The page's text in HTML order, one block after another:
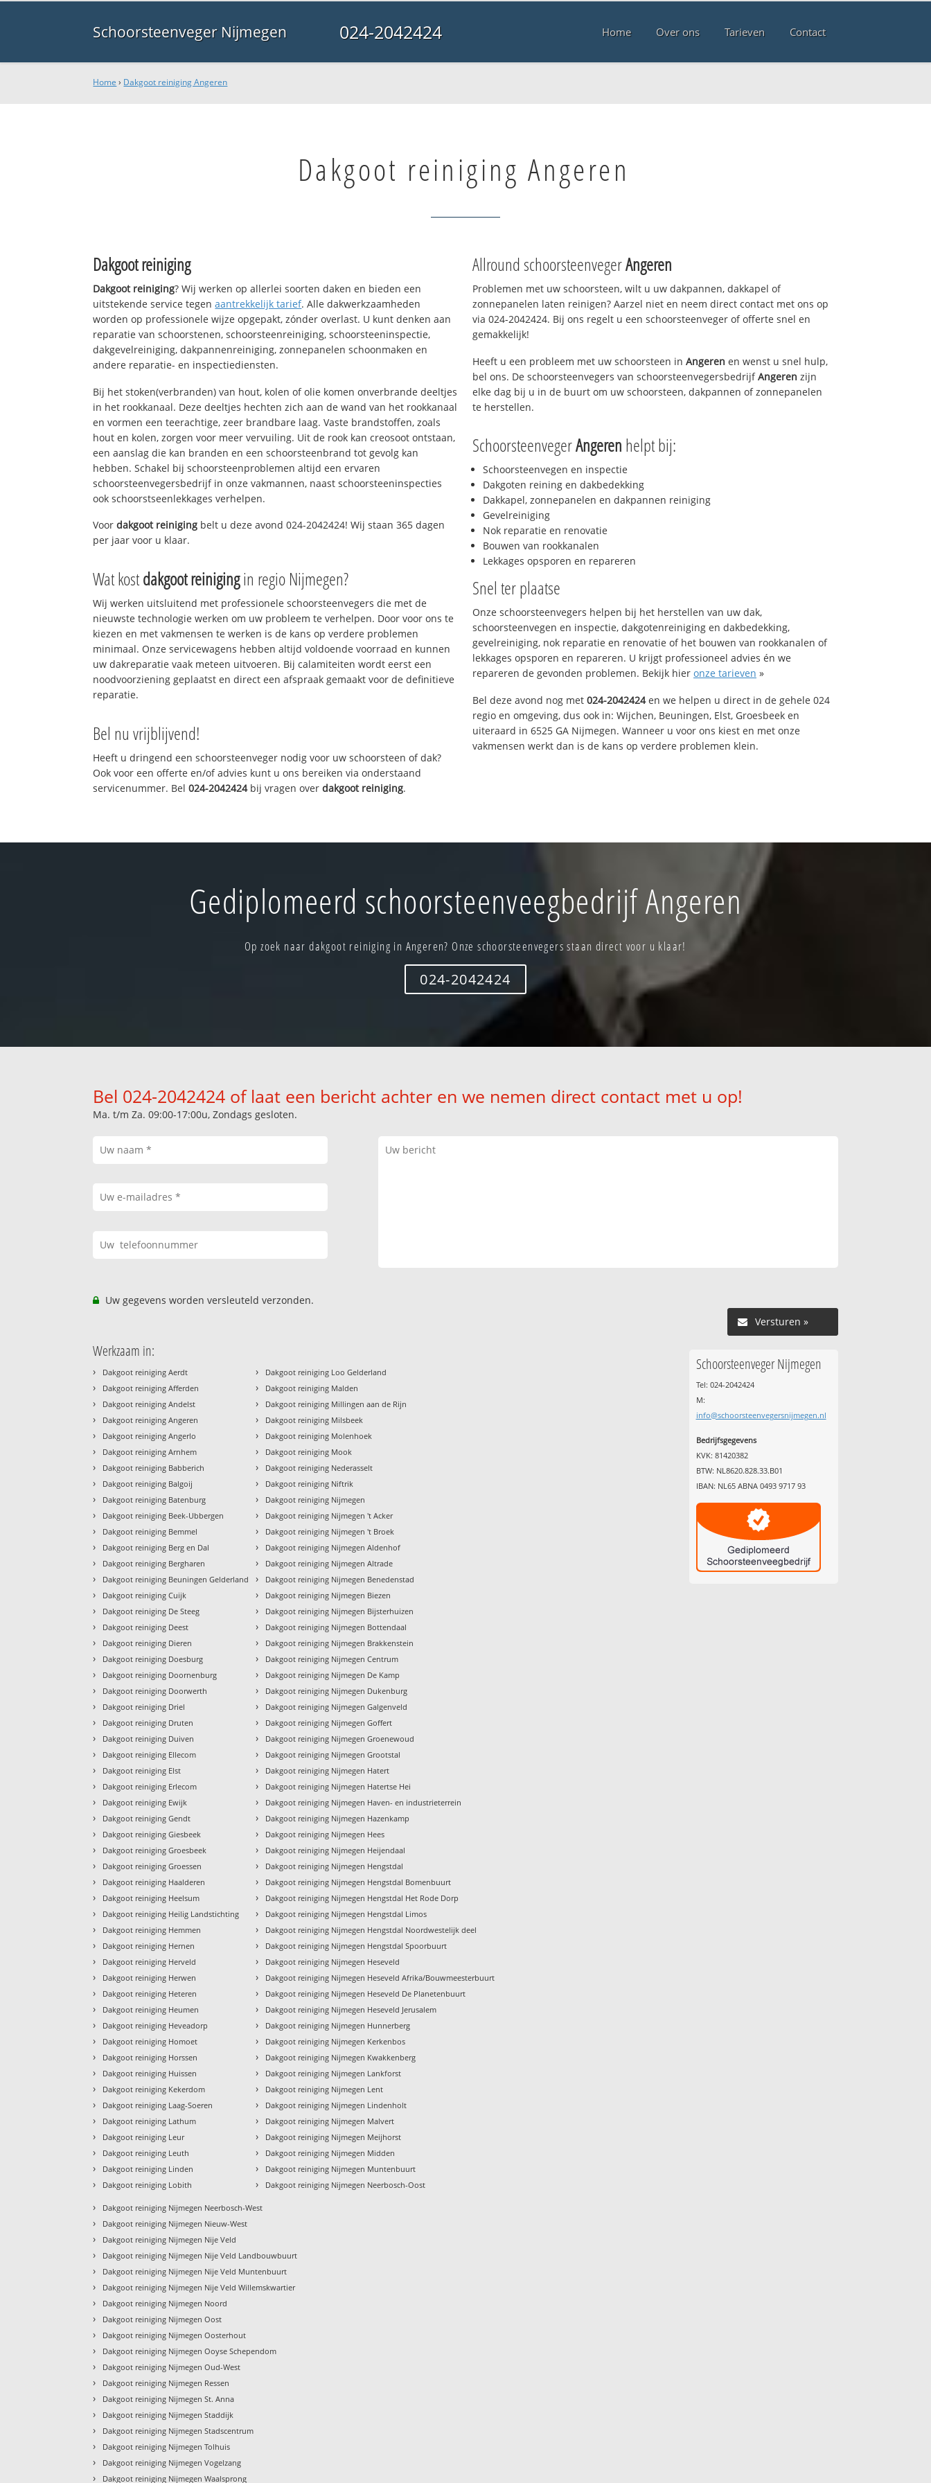
Schoorsteenveger Nijmegen 024-2042424 Home Over ons Tarieven Contact
Home › Dakgoot reiniging Angeren
Dakgoot reiniging Angeren
Dakgoot reiniging
Dakgoot reiniging? Wij werken op allerlei soorten daken en bieden een
uitstekende service tegenaantrekkelijk tarief. Alle dakwerkzaamheden
worden op professionele wijze opgepakt, zónder overlast. U kunt denken aan
reparatie van schoorstenen, schoorsteenreiniging, schoorsteeninspectie,
dakgevelreiniging, dakpannenreiniging, zonnepanelen schoonmaken en
andere reparatie- en inspectiediensten.
Bij het stoken(verbranden) van hout, kolen of olie komen onverbrande deeltjes
in het rookkanaal. Deze deeltjes hechten zich aan de wand van het rookkanaal
en vormen een teerachtige, zeer brandbare laag. Vaste brandstoffen, zoals
hout en kolen, zorgen voor meer vervuiling. Uit de rook kan creosoot ontstaan,
een aanslag die kan branden en een schoorsteenbrand tot gevolg kan
hebben. Schakel bij schoorsteenproblemen altijd een ervaren
schoorsteenvegersbedrijf in onze vakmannen, naast schoorsteeninspecties
ook schoorstseenlekkages verhelpen.
Voordakgoot reiniging belt u deze avond 024-2042424! Wij staan 365 dagen
per jaar voor u klaar.
Wat kostdakgoot reinigingin regio Nijmegen?
Wij werken uitsluitend met professionele schoorsteenvegers die met de
nieuwste technologie werken om uw probleem te verhelpen. Door voor ons te
kiezen en met vakmensen te werken is de kans op verdere problemen
minimaal. Onze servicewagens hebben altijd voldoende voorraad en kunnen
uw dakreparatie vaak meteen uitvoeren. Bij calamiteiten wordt eerst een
noodvoorziening geplaatst en direct een afspraak gemaakt voor de definitieve
reparatie.
Bel nu vrijblijvend!
Heeft u dringend een schoorsteenveger nodig voor uw schoorsteen of dak?
Ook voor een offerte en/of advies kunt u ons bereiken via onderstaand
servicenummer. Bel024-2042424bij vragen overdakgoot reiniging.
Allround schoorsteenvegerAngeren
Problemen met uw schoorsteen, wilt u uw dakpannen, dakkapel of
zonnepanelen laten reinigen? Aarzel niet en neem direct contact met ons op
via 024-2042424. Bij ons regelt u een schoorsteenveger of offerte snel en
gemakkelijk!
Heeft u een probleem met uw schoorsteen in Angeren en wenst u snel hulp,
bel ons. De schoorsteenvegers van schoorsteenvegersbedrijfAngeren zijn
elke dag bij u in de buurt om uw schoorsteen, dakpannen of zonnepanelen
te herstellen.
SchoorsteenvegerAngeren helpt bij:
Schoorsteenvegen en inspectie
Dakgoten reining en dakbedekking
Dakkapel, zonnepanelen en dakpannen reiniging
Gevelreiniging
Nok reparatie en renovatie
Bouwen van rookkanalen
Lekkages opsporen en repareren
Snel ter plaatse
Onze schoorsteenvegers helpen bij het herstellen van uw dak,
schoorsteenvegen en inspectie, dakgotenreiniging en dakbedekking,
gevelreiniging, nok reparatie en renovatie of het bouwen van rookkanalen of
lekkages opsporen en repareren. U krijgt professioneel advies én we
repareren de gevonden problemen. Bekijk hier onze tarieven »
Bel deze avond nog met 024-2042424en we helpen u direct in de gehele 024
regio en omgeving, dus ook in: Wijchen, Beuningen, Elst, Groesbeek en
uiteraard in 6525 GA Nijmegen. Wanneer u voor ons kiest en met onze
vakmensen werkt dan is de kans op verdere problemen klein.
Gediplomeerd schoorsteenveegbedrijf Angeren
Op zoek naar dakgoot reiniging in Angeren? Onze schoorsteenvegers staan direct voor u klaar!
024-2042424
Bel 024-2042424 of laat een bericht achter en we nemen direct contact met u op!
Ma. t/m Za. 09:00-17:00u, Zondags gesloten.
Uw gegevens worden versleuteld verzonden.
Versturen »
Werkzaam in:
› Dakgoot reiniging Aerdt
› Dakgoot reiniging Afferden
› Dakgoot reiniging Andelst
› Dakgoot reiniging Angeren
› Dakgoot reiniging Angerlo
› Dakgoot reiniging Arnhem
› Dakgoot reiniging Babberich
› Dakgoot reiniging Balgoij
› Dakgoot reiniging Batenburg
› Dakgoot reiniging Beek-Ubbergen
› Dakgoot reiniging Bemmel
› Dakgoot reiniging Berg en Dal
› Dakgoot reiniging Bergharen
› Dakgoot reiniging Beuningen Gelderland
› Dakgoot reiniging Cuijk
› Dakgoot reiniging De Steeg
› Dakgoot reiniging Deest
› Dakgoot reiniging Dieren
› Dakgoot reiniging Doesburg
› Dakgoot reiniging Doornenburg
› Dakgoot reiniging Doorwerth
› Dakgoot reiniging Driel
› Dakgoot reiniging Druten
› Dakgoot reiniging Duiven
› Dakgoot reiniging Ellecom
› Dakgoot reiniging Elst
› Dakgoot reiniging Erlecom
› Dakgoot reiniging Ewijk
› Dakgoot reiniging Gendt
› Dakgoot reiniging Giesbeek
› Dakgoot reiniging Groesbeek
› Dakgoot reiniging Groessen
› Dakgoot reiniging Haalderen
› Dakgoot reiniging Heelsum
› Dakgoot reiniging Heilig Landstichting
› Dakgoot reiniging Hemmen
› Dakgoot reiniging Hernen
› Dakgoot reiniging Herveld
› Dakgoot reiniging Herwen
› Dakgoot reiniging Heteren
› Dakgoot reiniging Heumen
› Dakgoot reiniging Heveadorp
› Dakgoot reiniging Homoet
› Dakgoot reiniging Horssen
› Dakgoot reiniging Huissen
› Dakgoot reiniging Kekerdom
› Dakgoot reiniging Laag-Soeren
› Dakgoot reiniging Lathum
› Dakgoot reiniging Leur
› Dakgoot reiniging Leuth
› Dakgoot reiniging Linden
› Dakgoot reiniging Lobith
› Dakgoot reiniging Loo Gelderland
› Dakgoot reiniging Malden
› Dakgoot reiniging Millingen aan de Rijn
› Dakgoot reiniging Milsbeek
› Dakgoot reiniging Molenhoek
› Dakgoot reiniging Mook
› Dakgoot reiniging Nederasselt
› Dakgoot reiniging Niftrik
› Dakgoot reiniging Nijmegen
› Dakgoot reiniging Nijmegen 't Acker
› Dakgoot reiniging Nijmegen 't Broek
› Dakgoot reiniging Nijmegen Aldenhof
› Dakgoot reiniging Nijmegen Altrade
› Dakgoot reiniging Nijmegen Benedenstad
› Dakgoot reiniging Nijmegen Biezen
› Dakgoot reiniging Nijmegen Bijsterhuizen
› Dakgoot reiniging Nijmegen Bottendaal
› Dakgoot reiniging Nijmegen Brakkenstein
› Dakgoot reiniging Nijmegen Centrum
› Dakgoot reiniging Nijmegen De Kamp
› Dakgoot reiniging Nijmegen Dukenburg
› Dakgoot reiniging Nijmegen Galgenveld
› Dakgoot reiniging Nijmegen Goffert
› Dakgoot reiniging Nijmegen Groenewoud
› Dakgoot reiniging Nijmegen Grootstal
› Dakgoot reiniging Nijmegen Hatert
› Dakgoot reiniging Nijmegen Hatertse Hei
› Dakgoot reiniging Nijmegen Haven- en industrieterrein
› Dakgoot reiniging Nijmegen Hazenkamp
› Dakgoot reiniging Nijmegen Hees
› Dakgoot reiniging Nijmegen Heijendaal
› Dakgoot reiniging Nijmegen Hengstdal
› Dakgoot reiniging Nijmegen Hengstdal Bomenbuurt
› Dakgoot reiniging Nijmegen Hengstdal Het Rode Dorp
› Dakgoot reiniging Nijmegen Hengstdal Limos
› Dakgoot reiniging Nijmegen Hengstdal Noordwestelijk deel
› Dakgoot reiniging Nijmegen Hengstdal Spoorbuurt
› Dakgoot reiniging Nijmegen Heseveld
› Dakgoot reiniging Nijmegen Heseveld Afrika/Bouwmeesterbuurt
› Dakgoot reiniging Nijmegen Heseveld De Planetenbuurt
› Dakgoot reiniging Nijmegen Heseveld Jerusalem
› Dakgoot reiniging Nijmegen Hunnerberg
› Dakgoot reiniging Nijmegen Kerkenbos
› Dakgoot reiniging Nijmegen Kwakkenberg
› Dakgoot reiniging Nijmegen Lankforst
› Dakgoot reiniging Nijmegen Lent
› Dakgoot reiniging Nijmegen Lindenholt
› Dakgoot reiniging Nijmegen Malvert
› Dakgoot reiniging Nijmegen Meijhorst
› Dakgoot reiniging Nijmegen Midden
› Dakgoot reiniging Nijmegen Muntenbuurt
› Dakgoot reiniging Nijmegen Neerbosch-Oost
› Dakgoot reiniging Nijmegen Neerbosch-West
› Dakgoot reiniging Nijmegen Nieuw-West
› Dakgoot reiniging Nijmegen Nije Veld
› Dakgoot reiniging Nijmegen Nije Veld Landbouwbuurt
› Dakgoot reiniging Nijmegen Nije Veld Muntenbuurt
› Dakgoot reiniging Nijmegen Nije Veld Willemskwartier
› Dakgoot reiniging Nijmegen Noord
› Dakgoot reiniging Nijmegen Oost
› Dakgoot reiniging Nijmegen Oosterhout
› Dakgoot reiniging Nijmegen Ooyse Schependom
› Dakgoot reiniging Nijmegen Oud-West
› Dakgoot reiniging Nijmegen Ressen
› Dakgoot reiniging Nijmegen St. Anna
› Dakgoot reiniging Nijmegen Staddijk
› Dakgoot reiniging Nijmegen Stadscentrum
› Dakgoot reiniging Nijmegen Tolhuis
› Dakgoot reiniging Nijmegen Vogelzang
› Dakgoot reiniging Nijmegen Waalsprong
Schoorsteenveger Nijmegen
Tel: 024-2042424
M:
info@schoorsteenvegersnijmegen.nl
Bedrijfsgegevens
KVK: 81420382
BTW: NL8620.828.33.B01
IBAN: NL65 ABNA 0493 9717 93